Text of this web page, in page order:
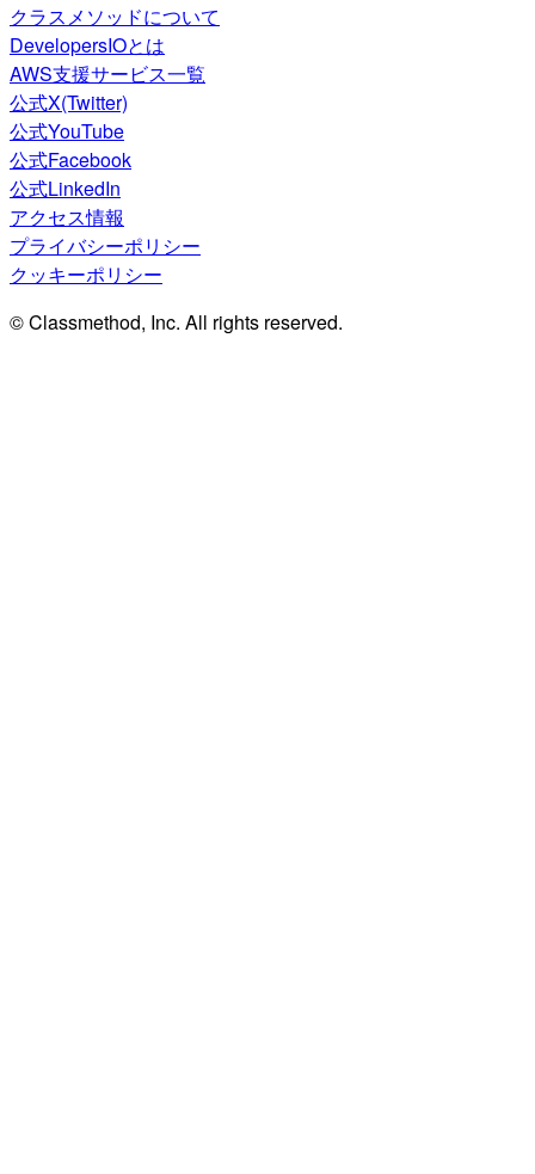
クラスメソッドについて
DevelopersIOとは
AWS支援サービス一覧
公式X(Twitter)
公式YouTube
公式Facebook
公式LinkedIn
アクセス情報
プライバシーポリシー
クッキーポリシー
© Classmethod, Inc. All rights reserved.